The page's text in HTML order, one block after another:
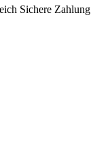
Sichere Zahlung